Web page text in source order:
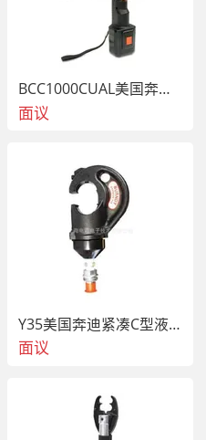
BCC1000CUAL美国奔迪电动断线钳剪线钳
面议
Y35美国奔迪紧凑C型液压钳
面议